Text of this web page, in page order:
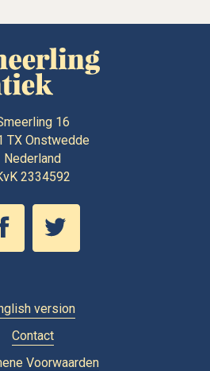
16
TX Onstwedde
Nederland
2334592
version
Contact
Voorwaarden